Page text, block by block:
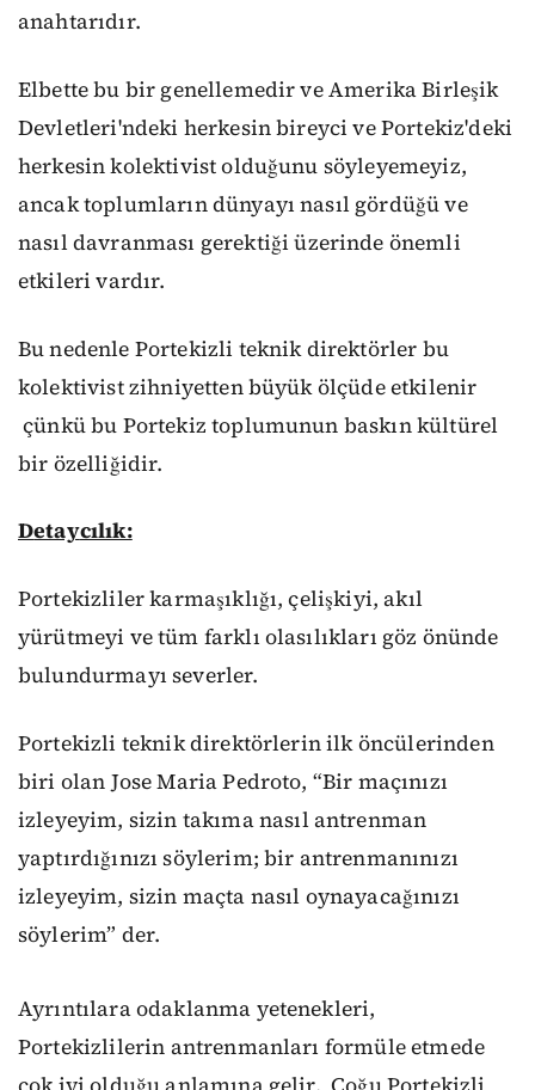
anahtarıdır.
Elbette bu bir genellemedir ve Amerika Birleşik
Devletleri'ndeki herkesin bireyci ve Portekiz'deki
herkesin kolektivist olduğunu söyleyemeyiz,
ancaktoplumlarındünyayı nasıl gördüğüve
nasıl davranması gerektiğiüzerinde önemli
etkileri vardır.
Bu nedenle Portekizli teknik direktörler bu
kolektivist zihniyetten büyük ölçüde etkilenir
çünkü bu Portekiz toplumunun baskın kültürel
bir özelliğidir.
Detaycılık:
Portekizliler karmaşıklığı, çelişkiyi, akıl
yürütmeyi ve tüm farklı olasılıkları göz önünde
bulundurmayı severler.
Portekizli teknik direktörlerinilk öncülerinden
biri olan Jose Maria Pedroto, “Bir maçınızı
izleyeyim, sizin takımanasıl antrenman
yaptırdığınızı söylerim;bir antrenmanınızı
izleyeyim, sizin maçta nasıl oynayacağınızı
söylerim” der.
Ayrıntılara odaklanma yetenekleri,
Portekizlilerin antrenmanları formüle etmede